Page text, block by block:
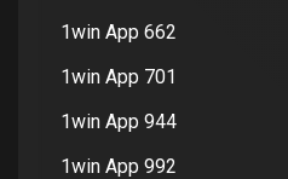
1win App 662
1win App 701
1win App 944
1win App 992